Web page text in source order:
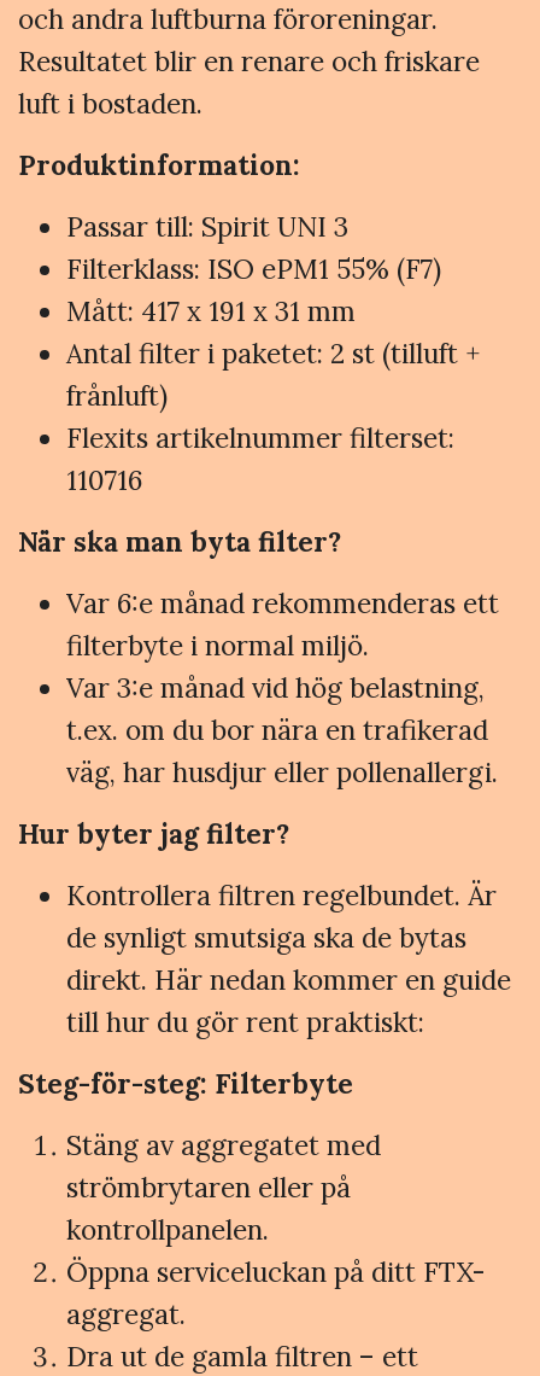
och andra luftburna föroreningar.
Resultatet blir en renare och friskare
luft i bostaden.
Produktinformation:
Passar till: Spirit UNI 3
Filterklass: ISO ePM1 55% (F7)
Mått: 417 x 191 x 31 mm
Antal filter i paketet: 2 st (tilluft +
frånluft)
Flexits artikelnummer filterset:
110716
När ska man byta filter?
Var 6:e månad rekommenderas ett
filterbyte i normal miljö.
Var 3:e månad vid hög belastning,
t.ex. om du bor nära en trafikerad
väg, har husdjur eller pollenallergi.
Hur byter jag filter?
Kontrollera filtren regelbundet. Är
de synligt smutsiga ska de bytas
direkt. Här nedan kommer en guide
till hur du gör rent praktiskt:
Steg-för-steg: Filterbyte
Stäng av aggregatet med
strömbrytaren eller på
kontrollpanelen.
Öppna serviceluckan på ditt FTX-
aggregat.
Dra ut de gamla filtren – ett